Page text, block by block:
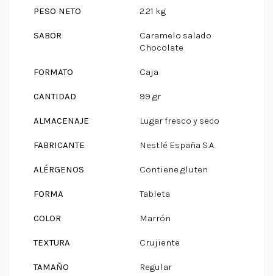
PESO NETO 2.21 kg
SABOR
Caramelo salado
Chocolate
FORMATO Caja
CANTIDAD 99 gr
ALMACENAJE Lugar fresco y seco
FABRICANTE Nestlé España S.A.
ALÉRGENOS Contiene gluten
FORMA Tableta
COLOR Marrón
TEXTURA Crujiente
TAMAÑO Regular